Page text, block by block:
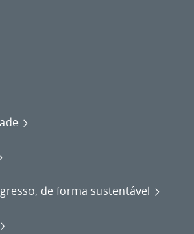
de forma sustentável